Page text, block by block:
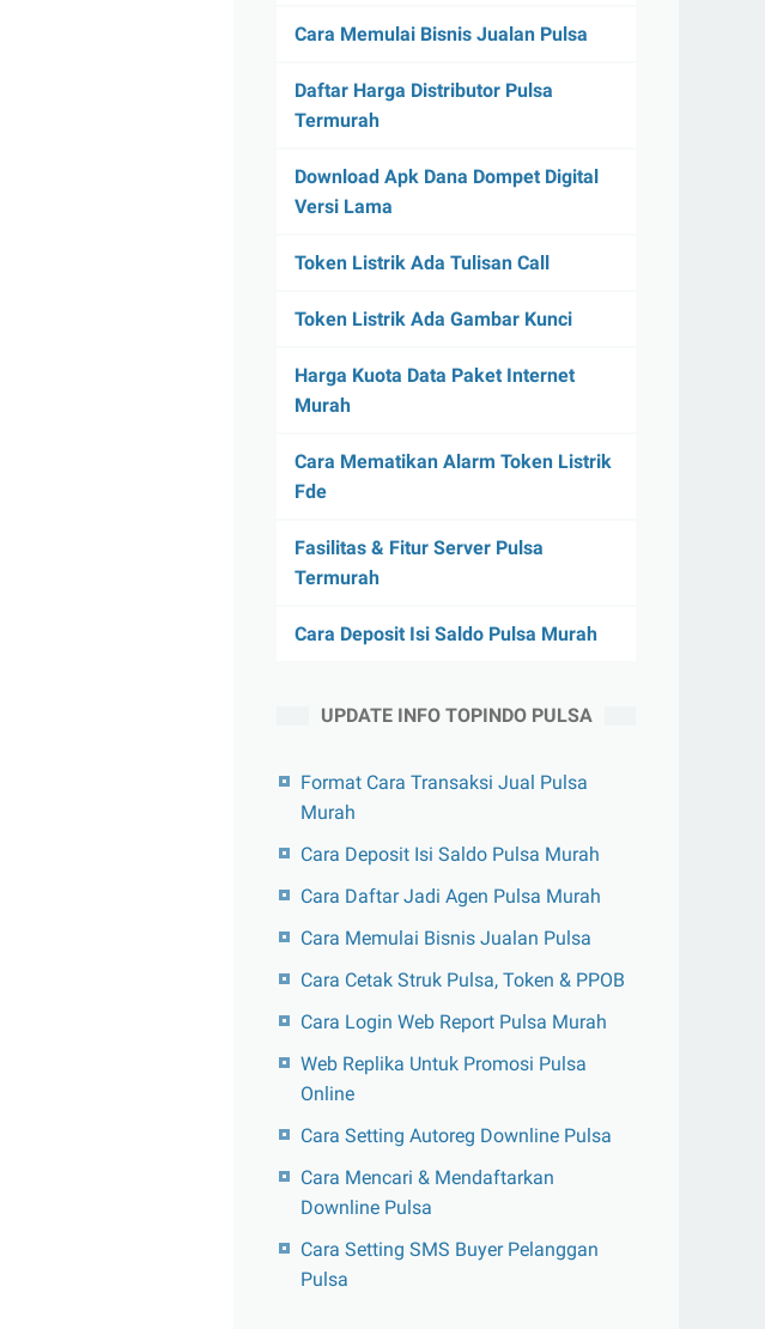
Cara Memulai Bisnis Jualan Pulsa
Daftar Harga Distributor Pulsa
Termurah
Download Apk Dana Dompet Digital
Versi Lama
Token Listrik Ada Tulisan Call
Token Listrik Ada Gambar Kunci
Harga Kuota Data Paket Internet
Murah
Cara Mematikan Alarm Token Listrik
Fde
Fasilitas & Fitur Server Pulsa
Termurah
Cara Deposit Isi Saldo Pulsa Murah
UPDATE INFO TOPINDO PULSA
Format Cara Transaksi Jual Pulsa
Murah
Cara Deposit Isi Saldo Pulsa Murah
Cara Daftar Jadi Agen Pulsa Murah
Cara Memulai Bisnis Jualan Pulsa
Cara Cetak Struk Pulsa, Token & PPOB
Cara Login Web Report Pulsa Murah
Web Replika Untuk Promosi Pulsa
Online
Cara Setting Autoreg Downline Pulsa
Cara Mencari & Mendaftarkan
Downline Pulsa
Cara Setting SMS Buyer Pelanggan
Pulsa